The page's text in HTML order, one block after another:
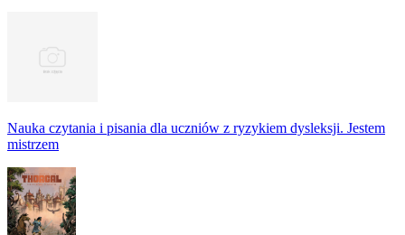
Nauka czytania i pisania dla uczniów z ryzykiem dysleksji. Jestem
mistrzem